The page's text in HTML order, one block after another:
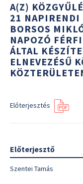
A(Z)
21 NAPIRENDI
BORSOS
NAPOZÓ
ÁLTAL
ELNEVEZÉSŰ
Előterjesztés
Előterjesztő
Szentei Tamás